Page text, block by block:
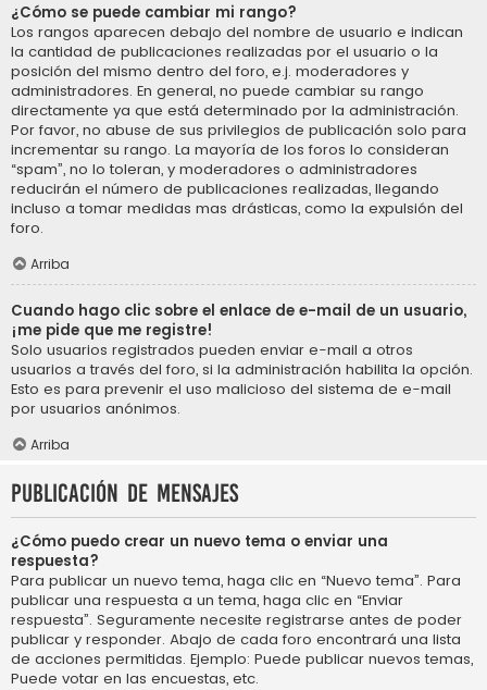
¿Cómo se puede cambiar mi rango?
Los rangos aparecen debajo del nombre de usuario e indican
la cantidad de publicaciones realizadas por el usuario o la
posición del mismo dentro del foro, e.j. moderadores y
administradores. En general, no puede cambiar su rango
directamente ya que está determinado por la administración.
Por favor, no abuse de sus privilegios de publicación solo para
incrementar su rango. La mayoría de los foros lo consideran
“spam”, no lo toleran, y moderadores o administradores
reducirán el número de publicaciones realizadas, llegando
incluso a tomar medidas mas drásticas, como la expulsión del
foro.
Arriba
Cuando hago clic sobre el enlace de e-mail de un usuario,
¡me pide que me registre!
Solo usuarios registrados pueden enviar e-mail a otros
usuarios a través del foro, si la administración habilita la opción.
Esto es para prevenir el uso malicioso del sistema de e-mail
por usuarios anónimos.
Arriba
Publicación de mensajes
¿Cómo puedo crear un nuevo tema o enviar una
respuesta?
Para publicar un nuevo tema, haga clic en “Nuevo tema”. Para
publicar una respuesta a un tema, haga clic en “Enviar
respuesta”. Seguramente necesite registrarse antes de poder
publicar y responder. Abajo de cada foro encontrará una lista
de acciones permitidas. Ejemplo: Puede publicar nuevos temas,
Puede votar en las encuestas, etc.